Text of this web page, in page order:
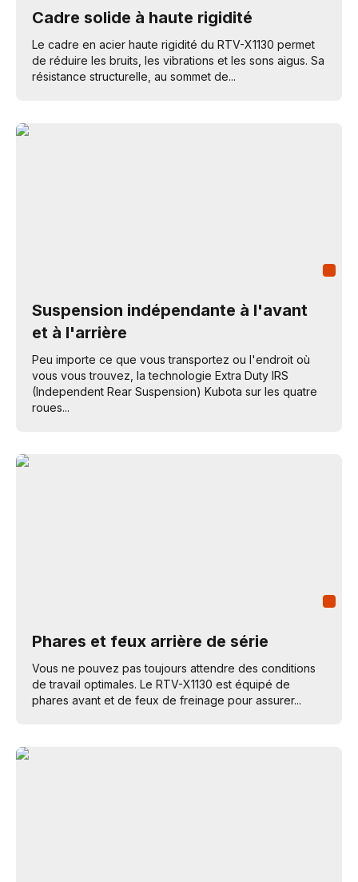
Cadre solide à haute rigidité
Le cadre en acier haute rigidité du RTV-X1130 permet
de réduire les bruits, les vibrations et les sons aigus. Sa
résistance structurelle, au sommet de...
Suspension indépendante à l'avant
et à l'arrière
Peu importe ce que vous transportez ou l'endroit où
vous vous trouvez, la technologie Extra Duty IRS
(Independent Rear Suspension) Kubota sur les quatre
roues...
Phares et feux arrière de série
Vous ne pouvez pas toujours attendre des conditions
de travail optimales. Le RTV-X1130 est équipé de
phares avant et de feux de freinage pour assurer...